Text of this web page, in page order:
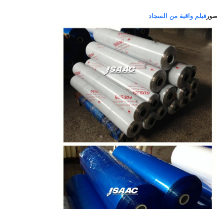
صور فيلم واقية من السجاد